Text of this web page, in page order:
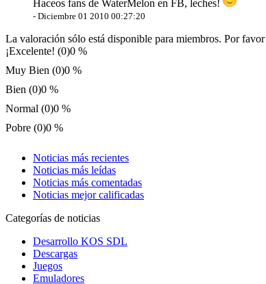
Haceos fans de WaterMelon en FB, leches!
- Diciembre 01 2010 00:27:20
La valoración sólo está disponible para miembros. Por favor
¡Excelente! (0)0 %
Muy Bien (0)0 %
Bien (0)0 %
Normal (0)0 %
Pobre (0)0 %
Noticias más recientes
Noticias más leídas
Noticias más comentadas
Noticias mejor calificadas
Categorías de noticias
Desarrollo KOS SDL
Descargas
Juegos
Emuladores